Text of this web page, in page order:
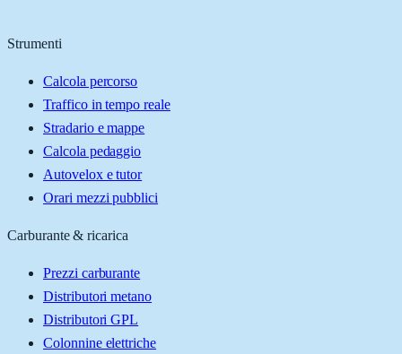
Strumenti
Calcola percorso
Traffico in tempo reale
Stradario e mappe
Calcola pedaggio
Autovelox e tutor
Orari mezzi pubblici
Carburante & ricarica
Prezzi carburante
Distributori metano
Distributori GPL
Colonnine elettriche